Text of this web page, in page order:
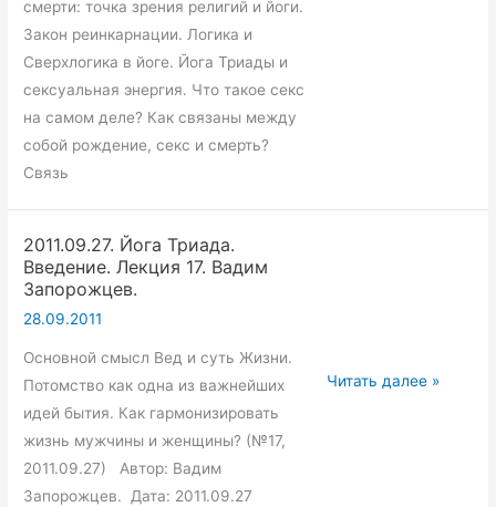
смерти: точка зрения религий и йоги.
Закон реинкарнации. Логика и
Сверхлогика в йоге. Йога Триады и
сексуальная энергия. Что такое секс
на самом деле? Как связаны между
собой рождение, секс и смерть?
Связь
2011.09.27. Йога Триада.
Введение. Лекция 17. Вадим
Запорожцев.
28.09.2011
Основной смысл Вед и суть Жизни.
Потомство как одна из важнейших
идей бытия. Как гармонизировать
жизнь мужчины и женщины? (№17,
2011.09.27) Автор: Вадим
Запорожцев. Дата: 2011.09.27
2011.09.27.
Читать далее »